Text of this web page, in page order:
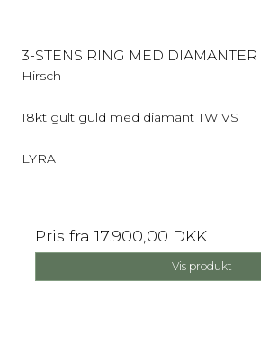
3-STENS RING MED DIAMANTER
Hirsch
18kt gult guld med diamant TW VS
LYRA
Pris fra 17.900,00 DKK
Vis produkt